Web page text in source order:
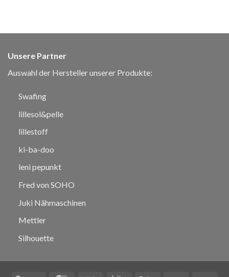
Unsere Partner
Auswahl der Hersteller unserer Produkte:
Swafing
lillesol&pelle
lillestoff
ki-ba-doo
leni pepunkt
Fred von SOHO
Juki Nähmaschinen
Mettler
Silhouette